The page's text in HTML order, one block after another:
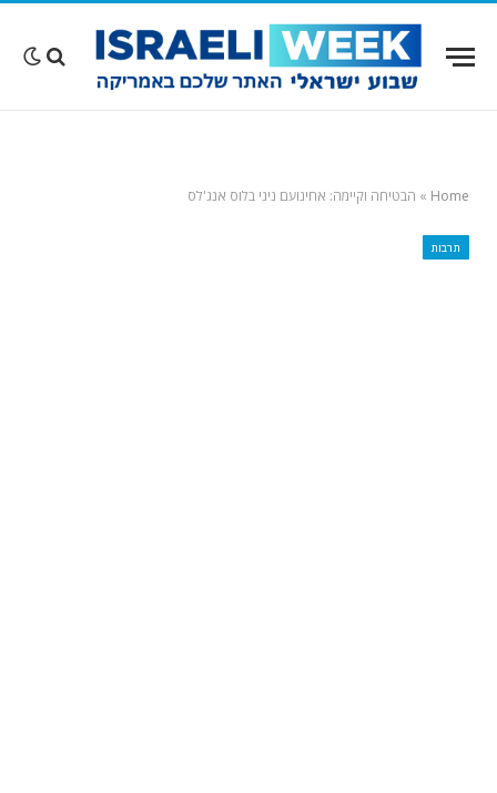
Home
» הבטיחה וקיימה: אחינועם ניני בלוס אנג'לס
תרבות